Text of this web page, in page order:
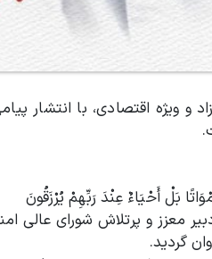
و ویژه اقتصادی، با انتشار
بَلْ أَحْيَاءٌ عِنْدَ رَبِّهِمْ يُرْزَقُونَ
معزز و پرتلاش شورای عالی
گردید.